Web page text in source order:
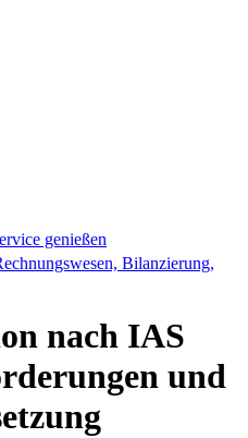
genießen
Bilanzierung,
nach IAS
und